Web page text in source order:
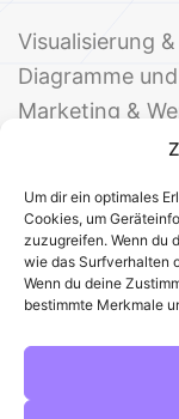
Um dir ein optimales
Cookies, um
zuzugreifen. Wenn du
wie das Surfverhalten
Wenn du deine
bestimmte Merkmale
Visualisierung
Diagramme
Marketing &
Events &
© 2025
Alle